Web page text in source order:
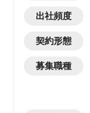
出社頻度
契約形態
募集職種